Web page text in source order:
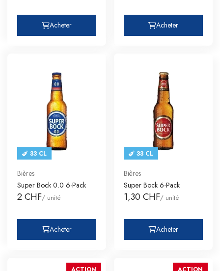
Acheter Acheter
33 CL
Bières
Super Bock 0.0 6-Pack
2 CHF/ unité
Acheter
33 CL
Bières
Super Bock 6-Pack
1,30 CHF/ unité
Acheter